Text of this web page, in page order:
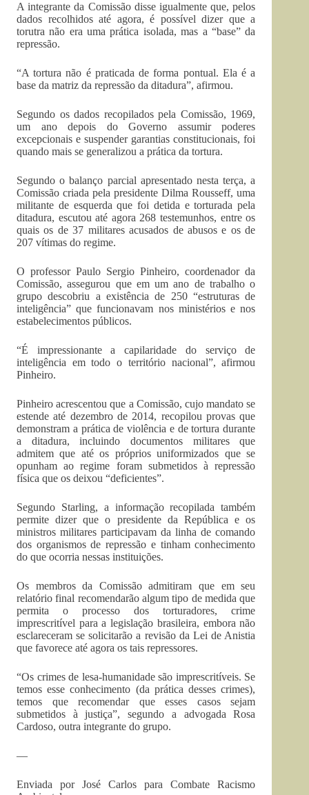
A integrante da Comissão disse igualmente que, pelos
dados recolhidos até agora, é possível dizer que a
torutra não era uma prática isolada, mas a “base” da
repressão.
“A tortura não é praticada de forma pontual. Ela é a
base da matriz da repressão da ditadura”, afirmou.
Segundo os dados recopilados pela Comissão, 1969,
um ano depois do Governo assumir poderes
excepcionais e suspender garantias constitucionais, foi
quando mais se generalizou a prática da tortura.
Segundo o balanço parcial apresentado nesta terça, a
Comissão criada pela presidente Dilma Rousseff, uma
militante de esquerda que foi detida e torturada pela
ditadura, escutou até agora 268 testemunhos, entre os
quais os de 37 militares acusados de abusos e os de
207 vítimas do regime.
O professor Paulo Sergio Pinheiro, coordenador da
Comissão, assegurou que em um ano de trabalho o
grupo descobriu a existência de 250 “estruturas de
inteligência” que funcionavam nos ministérios e nos
estabelecimentos públicos.
“É impressionante a capilaridade do serviço de
inteligência em todo o território nacional”, afirmou
Pinheiro.
Pinheiro acrescentou que a Comissão, cujo mandato se
estende até dezembro de 2014, recopilou provas que
demonstram a prática de violência e de tortura durante
a ditadura, incluindo documentos militares que
admitem que até os próprios uniformizados que se
opunham ao regime foram submetidos à repressão
física que os deixou “deficientes”.
Segundo Starling, a informação recopilada também
permite dizer que o presidente da República e os
ministros militares participavam da linha de comando
dos organismos de repressão e tinham conhecimento
do que ocorria nessas instituições.
Os membros da Comissão admitiram que em seu
relatório final recomendarão algum tipo de medida que
permita o processo dos torturadores, crime
imprescritível para a legislação brasileira, embora não
esclareceram se solicitarão a revisão da Lei de Anistia
que favorece até agora os tais repressores.
“Os crimes de lesa-humanidade são imprescritíveis. Se
temos esse conhecimento (da prática desses crimes),
temos que recomendar que esses casos sejam
submetidos à justiça”, segundo a advogada Rosa
Cardoso, outra integrante do grupo.
—
Enviada por José Carlos para Combate Racismo